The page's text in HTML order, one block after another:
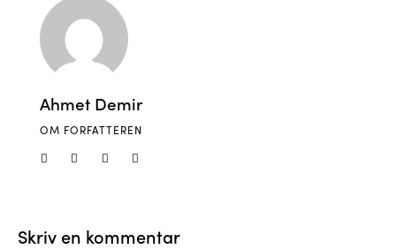
Ahmet Demir
OM FORFATTEREN
Skriv en kommentar